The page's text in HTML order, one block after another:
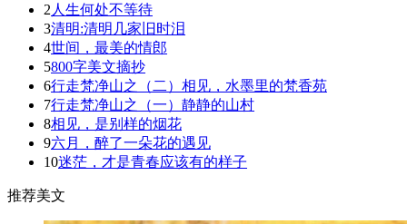
2 人生何处不等待
3清明:清明几家旧时泪
4世间，最美的情郎
5800字美文摘抄
6行走梵净山之（二）相见，水墨里的梵香苑
7行走梵净山之（一）静静的山村
8相见，是别样的烟花
9六月，醉了一朵花的遇见
10迷茫，才是青春应该有的样子
推荐美文